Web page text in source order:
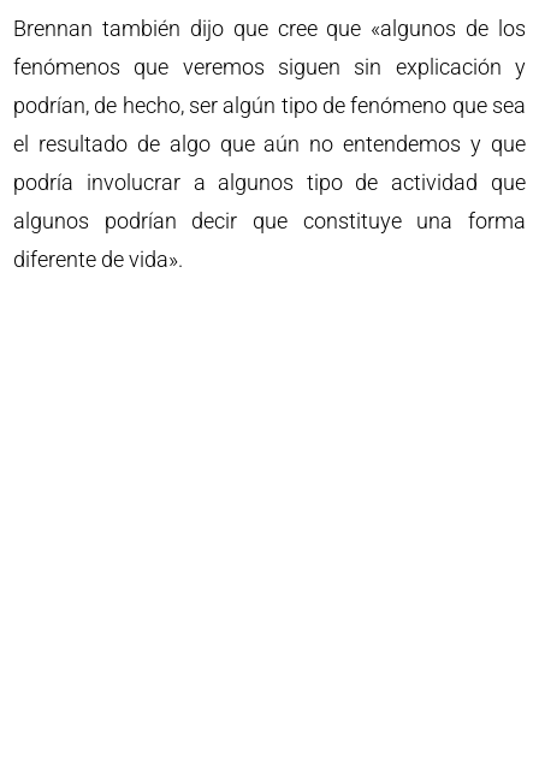
Brennan también dijo que cree que «algunos de los
fenómenos que veremos siguen sin explicación y
podrían, de hecho, ser algún tipo de fenómeno que sea
el resultado de algo que aún no entendemos y que
podría involucrar a algunos tipo de actividad que
algunos podrían decir que constituye una forma
diferente de vida».